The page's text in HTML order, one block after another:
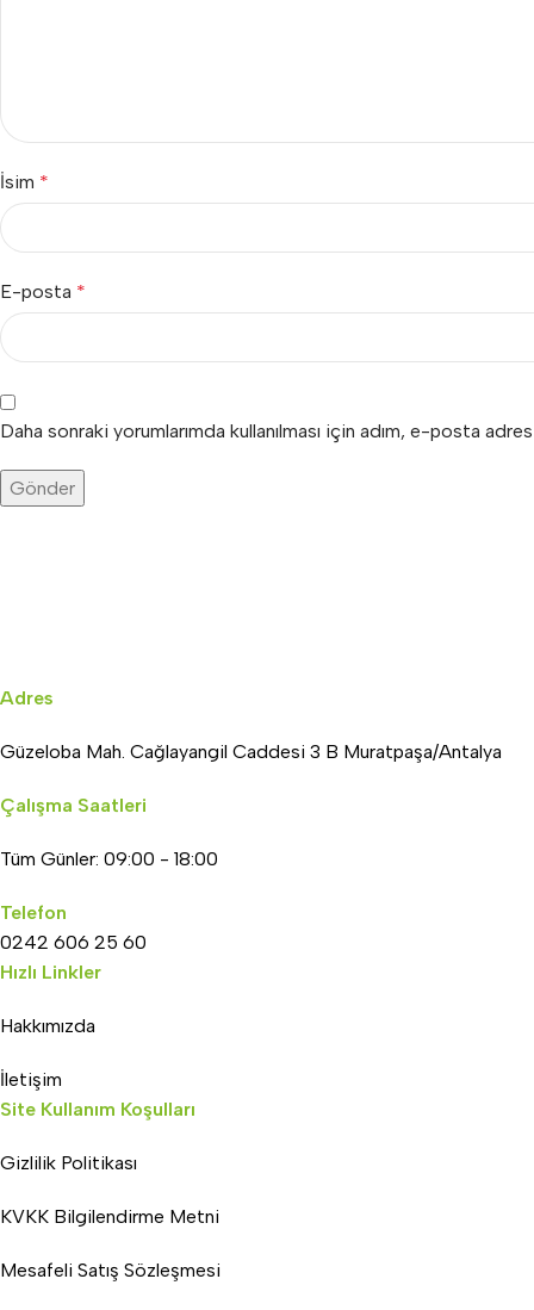
İsim *
E-posta *
Daha sonraki yorumlarımda kullanılması için adım, e-posta
Adres
Güzeloba Mah. Cağlayangil Caddesi 3 B Muratpaşa/Antalya
Çalışma Saatleri
Tüm Günler: 09:00 - 18:00
Telefon
0242 606 25 60
Hızlı Linkler
Hakkımızda
İletişim
Site Kullanım Koşulları
Gizlilik Politikası
KVKK Bilgilendirme Metni
Mesafeli Satış Sözleşmesi